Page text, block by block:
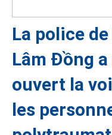
La police
Lâm Đồng
ouvert la
les